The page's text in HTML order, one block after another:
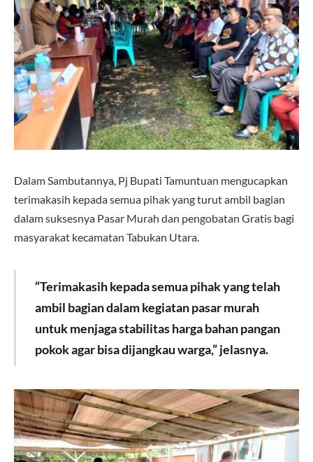
Dalam Sambutannya, Pj Bupati Tamuntuan mengucapkan
terimakasih kepada semua pihak yang turut ambil bagian
dalam suksesnya Pasar Murah dan pengobatan Gratis bagi
masyarakat kecamatan Tabukan Utara.
“Terimakasih kepada semua pihak yang telah
ambil bagian dalam kegiatan pasar murah
untuk menjaga stabilitas harga bahan pangan
pokok agar bisa dijangkau warga,” jelasnya.